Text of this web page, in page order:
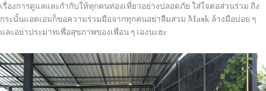
เรื่องการดูแลและกำกับให้ทุกคนท่องเที่ยวอย่างปลอดภัย ใส่ใจต่อส่วนร่วม ถึง
กระนั้นแอดเอมก็ขอความร่วมมือจากทุกคนอย่าลืมสวม Mask ล้างมือบ่อย ๆ
และอย่าประมาทเพื่อสุขภาพของเพื่อน ๆ เองนะฮะ